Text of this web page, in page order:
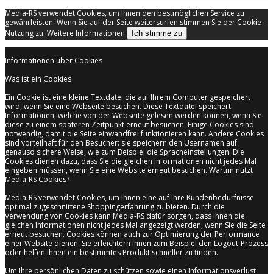
Media-RS verwendet Cookies, um Ihnen den bestmöglichen Service zu
gewährleisten. Wenn Sie auf der Seite weitersurfen stimmen Sie der Cookie-
Nutzung zu. Weitere Informationen Ich stimme zu
Informationen über Cookies
Was ist ein Cookies
Ein Cookie ist eine kleine Textdatei die auf Ihrem Computer gespeichert
wird, wenn Sie eine Webseite besuchen. Diese Textdatei speichert
Informationen, welche von der Webseite gelesen werden können, wenn Sie
diese zu einem späteren Zeitpunkt erneut besuchen. Einige Cookies sind
notwendig, damit die Seite einwandfrei funktionieren kann. Andere Cookies
sind vorteilhaft für den Besucher: sie speichern den Usernamen auf
genauso sichere Weise, wie zum Beispiel die Spracheinstellungen. Die
Cookies dienen dazu, dass Sie die gleichen Informationen nicht jedes Mal
eingeben müssen, wenn Sie eine Website erneut besuchen. Warum nutzt
Media-RS Cookies?
Media-RS verwendet Cookies, um Ihnen eine auf Ihre Kundenbedürfnisse
optimal zugeschnittene Shoppingerfahrung zu bieten. Durch die
Verwendung von Cookies kann Media-RS dafür sorgen, dass Ihnen die
gleichen Informationen nicht jedes Mal angezeigt werden, wenn Sie die Seite
erneut besuchen. Cookies können auch zur Optimierung der Performance
einer Website dienen. Sie erleichtern Ihnen zum Beispiel den Logout-Prozess
oder helfen Ihnen ein bestimmtes Produkt schneller zu finden.
Um Ihre persönlichen Daten zu schützen sowie einen Informationsverlust